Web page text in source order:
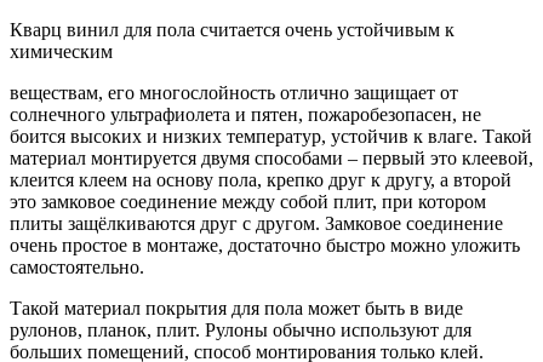
Кварц винил для пола считается очень устойчивым к
химическим
веществам, его многослойность отлично защищает от
солнечного ультрафиолета и пятен, пожаробезопасен, не
боится высоких и низких температур, устойчив к влаге. Такой
материал монтируется двумя способами – первый это клеевой,
клеится клеем на основу пола, крепко друг к другу, а второй
это замковое соединение между собой плит, при котором
плиты защёлкиваются друг с другом. Замковое соединение
очень простое в монтаже, достаточно быстро можно уложить
самостоятельно.
Такой материал покрытия для пола может быть в виде
рулонов, планок, плит. Рулоны обычно используют для
больших помещений, способ монтирования только клей.